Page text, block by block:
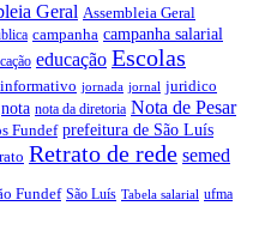
Geral Assembleia Geral
campanha campanha salarial
educação Escolas
informativo jornada jornal juridico
nota nota da diretoria Nota de Pesar
Fundef prefeitura de São Luís
Retrato de rede semed
Fundef São Luís Tabela salarial ufma